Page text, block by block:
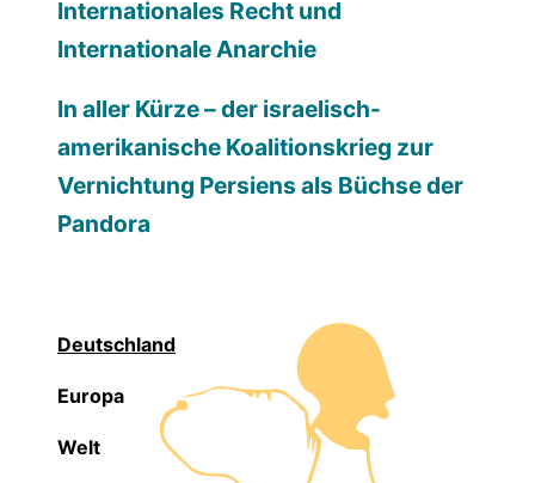
Internationales Recht und
Internationale Anarchie
In aller Kürze – der israelisch-
amerikanische Koalitionskrieg zur
Vernichtung Persiens als Büchse der
Pandora
Deutschland
Europa
Welt